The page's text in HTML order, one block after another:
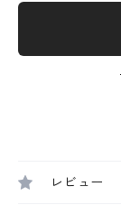
レビュー